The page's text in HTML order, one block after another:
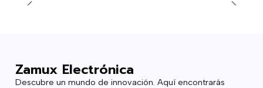
Zamux Electrónica
Descubre un mundo de innovación. Aquí encontrarás